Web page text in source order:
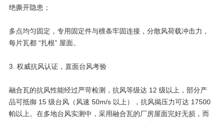
绝撕开隐患；
多点均匀固定，专用固定件与檩条牢固连接，分散风荷载冲击力，
每片瓦都 “扎根” 屋面。
3. 权威抗风认证，直面台风考验
融合瓦的抗风性能经过严苛检测，抗风等级达 12 级以上，部分产
品可抵御 15 级台风（风速 50m/s 以上），抗风揭压力可达 17500
帕以上。在多地台风实测中，采用融合瓦的厂房屋面完好无损，而